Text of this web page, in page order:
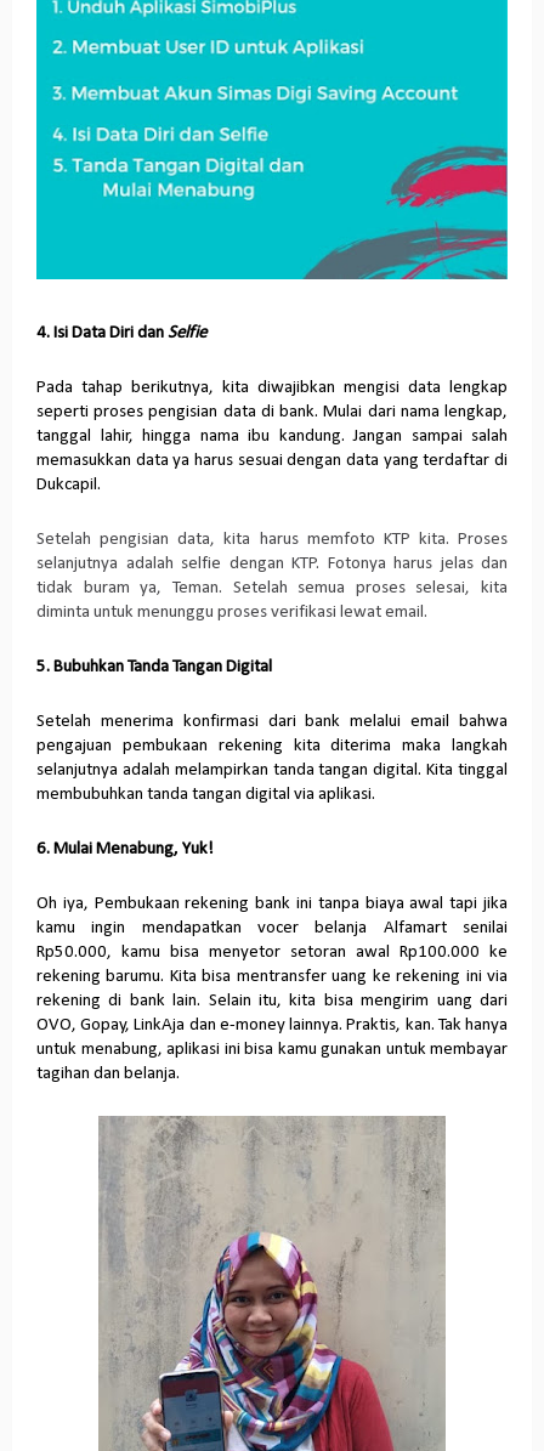
4. Isi Data Diri dan Selfie
Pada tahap berikutnya, kita diwajibkan mengisi data lengkap
seperti proses pengisian data di bank. Mulai dari nama lengkap,
tanggal lahir, hingga nama ibu kandung. Jangan sampai salah
memasukkan data ya harus sesuai dengan data yang terdaftar di
Dukcapil.
Setelah pengisian data, kita harus memfoto KTP kita. Proses
selanjutnya adalah selfie dengan KTP. Fotonya harus jelas dan
tidak buram ya, Teman. Setelah semua proses selesai, kita
diminta untuk menunggu proses verifikasi lewat email.
5. Bubuhkan Tanda Tangan Digital
Setelah menerima konfirmasi dari bank melalui email bahwa
pengajuan pembukaan rekening kita diterima maka langkah
selanjutnya adalah melampirkan tanda tangan digital. Kita tinggal
membubuhkan tanda tangan digital via aplikasi.
6. Mulai Menabung, Yuk!
Oh iya, Pembukaan rekening bank ini tanpa biaya awal tapi jika
kamu ingin mendapatkan vocer belanja Alfamart senilai
Rp50.000, kamu bisa menyetor setoran awal Rp100.000 ke
rekening barumu. Kita bisa mentransfer uang ke rekening ini via
rekening di bank lain. Selain itu, kita bisa mengirim uang dari
OVO, Gopay, LinkAja dan e-money lainnya. Praktis, kan. Tak hanya
untuk menabung, aplikasi ini bisa kamu gunakan untuk membayar
tagihan dan belanja.